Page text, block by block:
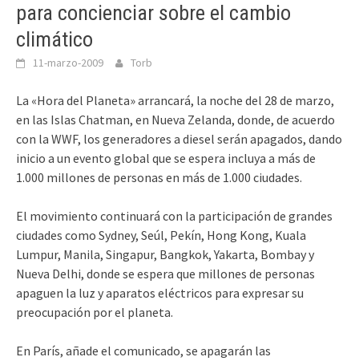
para concienciar sobre el cambio
climático
11-marzo-2009 Torb
La «Hora del Planeta» arrancará, la noche del 28 de marzo,
en las Islas Chatman, en Nueva Zelanda, donde, de acuerdo
con la WWF, los generadores a diesel serán apagados, dando
inicio a un evento global que se espera incluya a más de
1.000 millones de personas en más de 1.000 ciudades.
El movimiento continuará con la participación de grandes
ciudades como Sydney, Seúl, Pekín, Hong Kong, Kuala
Lumpur, Manila, Singapur, Bangkok, Yakarta, Bombay y
Nueva Delhi, donde se espera que millones de personas
apaguen la luz y aparatos eléctricos para expresar su
preocupación por el planeta.
En París, añade el comunicado, se apagarán las